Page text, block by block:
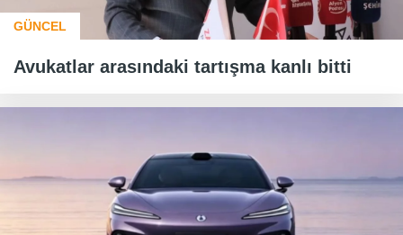
GÜNCEL
Avukatlar arasındaki tartışma kanlı bitti